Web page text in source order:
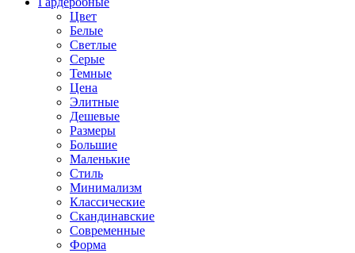
Цвет
Белые
Светлые
Серые
Темные
Цена
Элитные
Дешевые
Размеры
Большие
Маленькие
Стиль
Минимализм
Классические
Скандинавские
Современные
Форма